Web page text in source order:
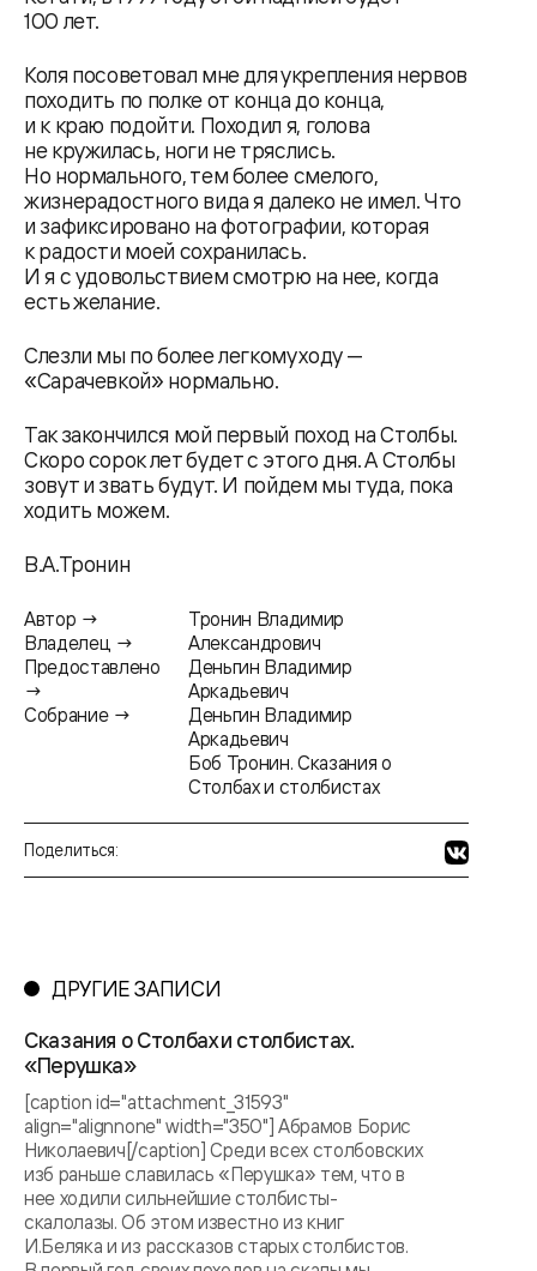
100 лет.
Коля посоветовал мне для укрепления нервов
походить по полке от конца до конца,
и к краю подойти. Походил я, голова
не кружилась, ноги не тряслись.
Но нормального, тем более смелого,
жизнерадостного вида я далеко не имел. Что
и зафиксировано на фотографии, которая
к радости моей сохранилась.
И я с удовольствием смотрю на нее, когда
есть желание.
Слезли мы по более легкому ходу —
«Сарачевкой» нормально.
Так закончился мой первый поход на Столбы.
Скоро сорок лет будет с этого дня. А Столбы
зовут и звать будут. И пойдем мы туда, пока
ходить можем.
В.А.Тронин
Автор →
Владелец →
Предоставлено
→
Собрание →
Тронин Владимир
Александрович
Деньгин Владимир
Аркадьевич
Деньгин Владимир
Аркадьевич
Боб Тронин. Сказания о
Столбах и столбистах
Поделиться:
ДРУГИЕ ЗАПИСИ
Сказания о Столбах и столбистах.
«Перушка»
[caption id="attachment_31593"
align="alignnone" width="350"] Абрамов Борис
Николаевич[/caption] Среди всех столбовских
изб раньше славилась «Перушка» тем, что в
нее ходили сильнейшие столбисты-
скалолазы. Об этом известно из книг
И.Беляка и из рассказов старых столбистов.